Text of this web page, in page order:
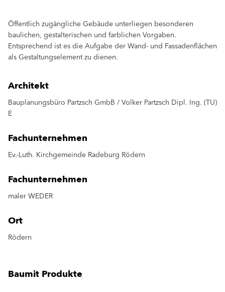
Öffentlich zugängliche Gebäude unterliegen besonderen
baulichen, gestalterischen und farblichen Vorgaben.
Entsprechend ist es die Aufgabe der Wand- und Fassadenflächen
als Gestaltungselement zu dienen.
Architekt
Bauplanungsbüro Partzsch GmbB / Volker Partzsch Dipl. Ing. (TU)
E
Fachunternehmen
Ev.-Luth. Kirchgemeinde Radeburg Rödern
Fachunternehmen
maler WEDER
Ort
Rödern
Baumit Produkte